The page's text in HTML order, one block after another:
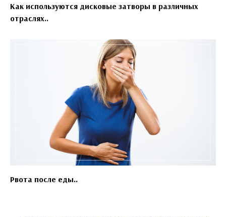
Как используются дисковые затворы в различных
отраслях..
Рвота после еды..